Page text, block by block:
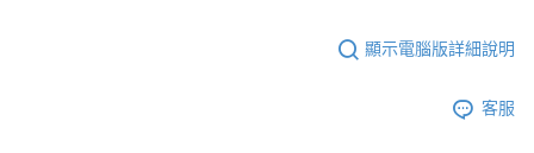
顯示電腦版詳細說明
客服